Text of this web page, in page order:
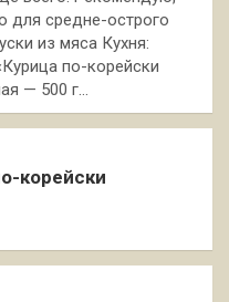
для средне-острого
из мяса Кухня:
по-корейски
— 500 г…
корейски